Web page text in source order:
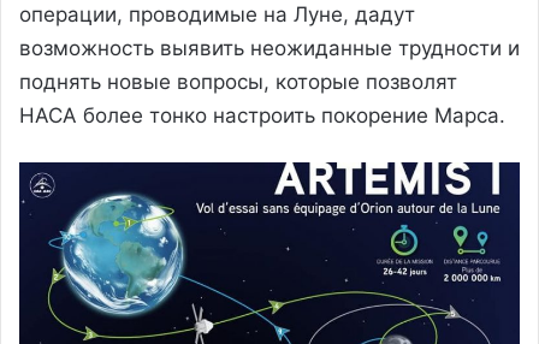
операции, проводимые на Луне, дадут
возможность выявить неожиданные трудности и
поднять новые вопросы, которые позволят
НАСА более тонко настроить покорение Марса.